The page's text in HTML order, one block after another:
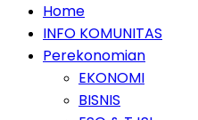
Home
INFO KOMUNITAS
Perekonomian
EKONOMI
BISNIS